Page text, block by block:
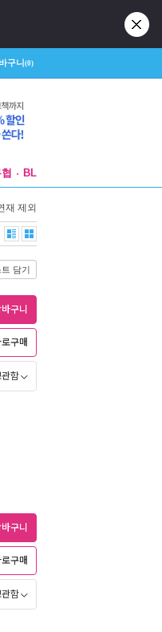
구니(0)
BL
재 제외
담기
구니
로구매
함
구니
로구매
함